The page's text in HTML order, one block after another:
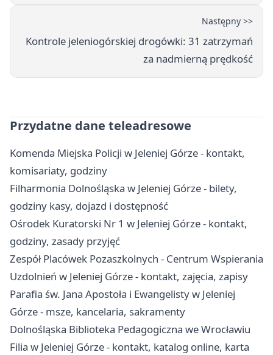
Następny >>
Kontrole jeleniogórskiej drogówki: 31 zatrzymań
za nadmierną prędkość
Przydatne dane teleadresowe
Komenda Miejska Policji w Jeleniej Górze - kontakt,
komisariaty, godziny
Filharmonia Dolnośląska w Jeleniej Górze - bilety,
godziny kasy, dojazd i dostępność
Ośrodek Kuratorski Nr 1 w Jeleniej Górze - kontakt,
godziny, zasady przyjęć
Zespół Placówek Pozaszkolnych - Centrum Wspierania
Uzdolnień w Jeleniej Górze - kontakt, zajęcia, zapisy
Parafia św. Jana Apostoła i Ewangelisty w Jeleniej
Górze - msze, kancelaria, sakramenty
Dolnośląska Biblioteka Pedagogiczna we Wrocławiu
Filia w Jeleniej Górze - kontakt, katalog online, karta